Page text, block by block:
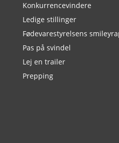
Konkurrencevindere
Ledige stillinger
Fødevarestyrelsens
Pas på svindel
Lej en trailer
Prepping